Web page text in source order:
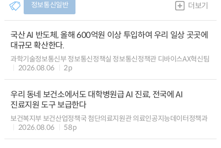
정보통신일반 더보기
국산 AI 반도체, 올해 600억원 이상 투입하여 우리 일상 곳곳에
대규모 확산한다.
과학기술정보통신부 정보통신정책실 정보통신정책관 디바이스AX혁신팀
2026.08.06
2p
우리 동네 보건소에서도 대학병원급 AI 진료, 전국에 AI
진료지원 도구 보급한다
보건복지부 보건산업정책국 첨단의료지원관 의료인공지능데이터정책과
2026.08.06
58p